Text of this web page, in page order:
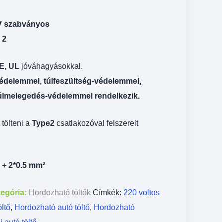
szabványos
2
ULjóváhagyásokkal.
túlfeszültség-védelemmel,
védelemmel rendelkezik.
a Type2csatlakozóval felszerelt
2*0.5 mm²
Hordozható töltők Címkék: 220 voltos
, Hordozható autó töltő, Hordozható